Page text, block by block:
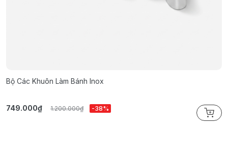
Bộ Các Khuôn Làm Bánh Inox
749.000₫ 1.200.000₫ -38%